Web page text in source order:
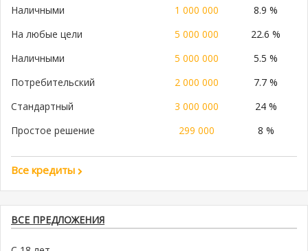
Наличными 1 000 000
8.9 %
На любые цели
5 000 000
22.6 %
Наличными
5 000 000
5.5 %
Потребительский
2 000 000
7.7 %
Стандартный
3 000 000
24 %
Простое решение
299 000 8 %
Все кредиты
ВСЕ ПРЕДЛОЖЕНИЯ